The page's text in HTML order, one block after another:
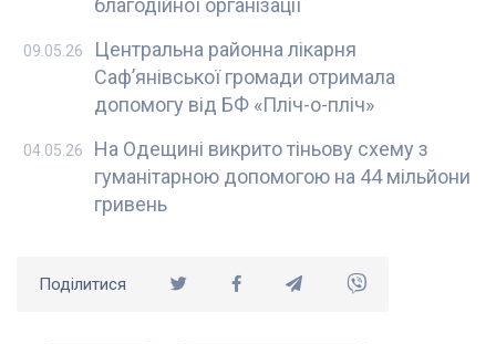
благодійної організації
Центральна районна лікарня
Саф’янівської громади отримала
допомогу від БФ «Пліч-о-пліч»
09.05.26
На Одещині викрито тіньову схему з
гуманітарною допомогою на 44 мільйони
гривень
04.05.26
Поділитися